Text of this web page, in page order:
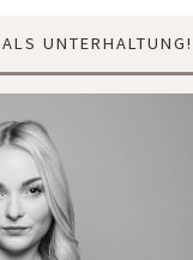
UNTERHALTUNG!